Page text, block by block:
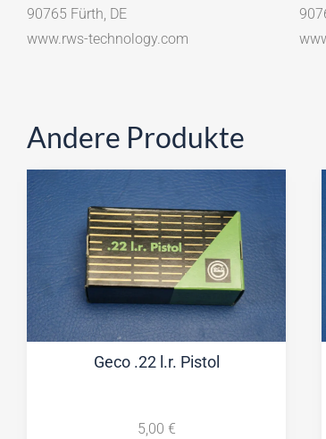
90765 Fürth, DE
www.rws-technology.com
Andere Produkte
Geco .22 l.r. Pistol
5,00 €